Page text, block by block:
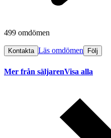
499 omdömen
Kontakta Läs omdömen Följ
Mer från säljarenVisa alla